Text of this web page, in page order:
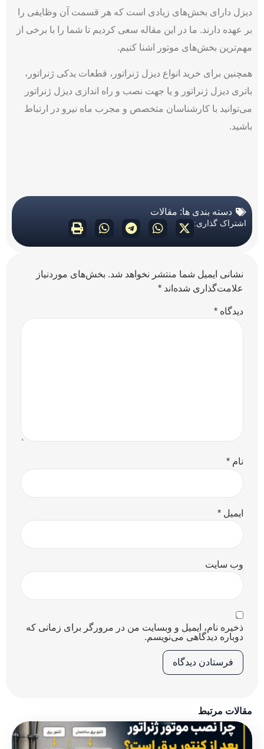
دیزل دارای بخش‌های زیادی است که هر قسمت آن وظایفی را
بر عهده دارند. ما در این مقاله سعی کردیم تا شما را با برخی از
مهم‌ترین بخش‌های موتور اشنا کنیم.
همچنین برای خرید انواع دیزل ژنراتور، قطعات یدکی ژنراتور ،
باتری دیزل ژنراتور و یا جهت نصب و راه اندازی دیزل ژنراتور
می‌توانید با کارشناسان متخصص و مجرب ماه نیرو در ارتباط
باشید.
دسته بندی ها: مقالات
اشتراک گذاری:
نشانی ایمیل شما منتشر نخواهد شد. بخش‌های موردنیاز
علامت‌گذاری شده‌اند *
دیدگاه *
نام *
ایمیل *
وب‌ سایت
ذخیره نام، ایمیل و وبسایت من در مرورگر برای زمانی که
دوباره دیدگاهی می‌نویسم.
مقالات مرتبط